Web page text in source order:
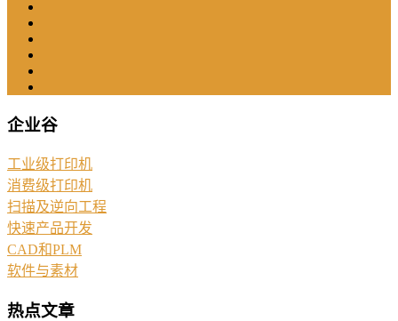
企业谷
工业级打印机
消费级打印机
扫描及逆向工程
快速产品开发
CAD和PLM
软件与素材
热点文章